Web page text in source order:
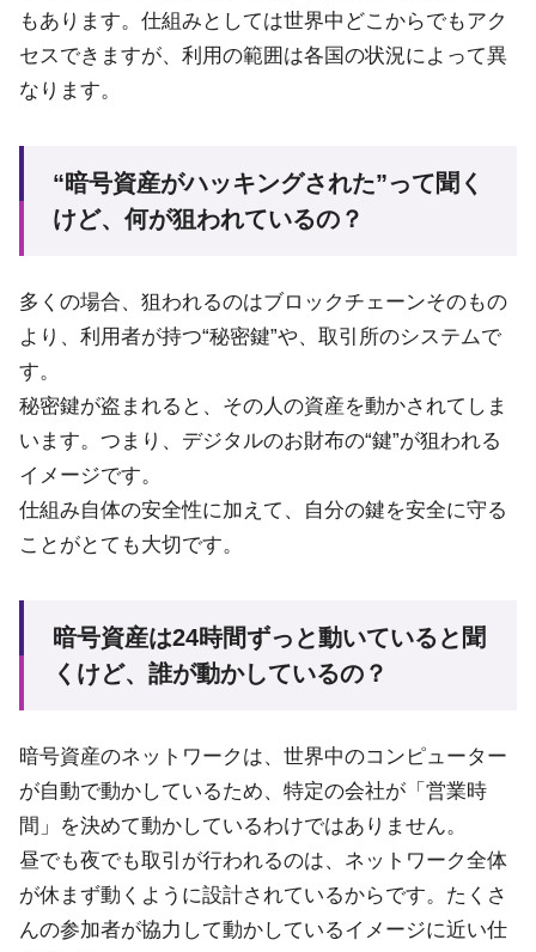
もあります。仕組みとしては世界中どこからでもアク
セスできますが、利用の範囲は各国の状況によって異
なります。
“暗号資産がハッキングされた”って聞く
けど、何が狙われているの？
多くの場合、狙われるのはブロックチェーンそのもの
より、利用者が持つ“秘密鍵”や、取引所のシステムで
す。
秘密鍵が盗まれると、その人の資産を動かされてしま
います。つまり、デジタルのお財布の“鍵”が狙われる
イメージです。
仕組み自体の安全性に加えて、自分の鍵を安全に守る
ことがとても大切です。
暗号資産は24時間ずっと動いていると聞
くけど、誰が動かしているの？
暗号資産のネットワークは、世界中のコンピューター
が自動で動かしているため、特定の会社が「営業時
間」を決めて動かしているわけではありません。
昼でも夜でも取引が行われるのは、ネットワーク全体
が休まず動くように設計されているからです。たくさ
んの参加者が協力して動かしているイメージに近い仕